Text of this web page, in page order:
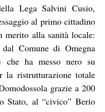
Lega Salvini Cusio,
al primo cittadino
merito alla sanità locale:
Comune di Omegna
che ha messo nero su
la ristrutturazione totale
grazie a 200
Stato, al “civico” Berio